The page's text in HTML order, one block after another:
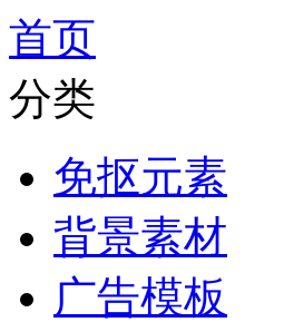
首页
分类
免抠元素
背景素材
广告模板